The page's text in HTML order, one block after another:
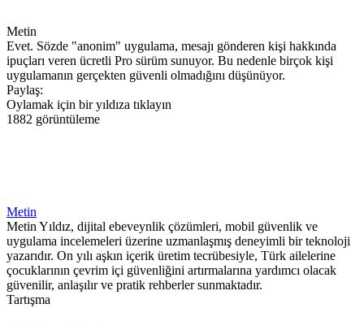
Metin
Evet. Sözde "anonim" uygulama, mesajı gönderen kişi hakkında
ipuçları veren ücretli Pro sürüm sunuyor. Bu nedenle birçok kişi
uygulamanın gerçekten güvenli olmadığını düşünüyor.
Paylaş:
Oylamak için bir yıldıza tıklayın
1882 görüntüleme
Metin
Metin Yıldız, dijital ebeveynlik çözümleri, mobil güvenlik ve
uygulama incelemeleri üzerine uzmanlaşmış deneyimli bir teknoloji
yazarıdır. On yılı aşkın içerik üretim tecrübesiyle, Türk ailelerine
çocuklarının çevrim içi güvenliğini artırmalarına yardımcı olacak
güvenilir, anlaşılır ve pratik rehberler sunmaktadır.
Tartışma